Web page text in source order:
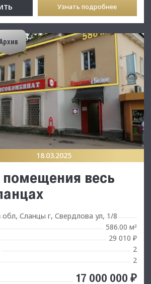
Узнать подробнее
18.03.2025
весь
обл, Сланцы г, Свердлова ул, 1/8
586.00 м²
29 010 ₽
2
2
17 000 000 ₽